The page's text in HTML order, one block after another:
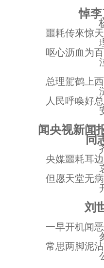
悼
噩耗传來惊
呕心沥血为
总理駕鹤上
人民呼喚好
闻央视新闻
同
央媒噩耗耳
但愿天堂无
刘
一早开机闻
常思两脚泥